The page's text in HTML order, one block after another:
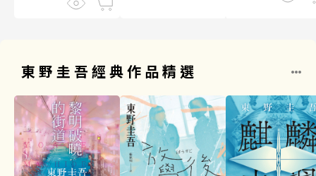
東野圭吾經典作品精選